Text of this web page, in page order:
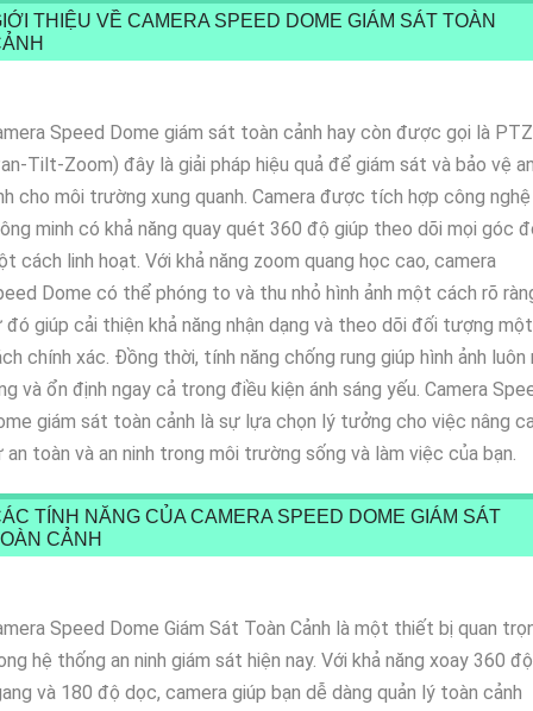
THIỆU VỀ CAMERA SPEED DOME GIÁM SÁT TOÀN
Speed Dome giám sát toàn cảnh hay còn được gọi là PTZ
Tilt-Zoom) đây là giải pháp hiệu quả để giám sát và bảo vệ
cho môi trường xung quanh. Camera được tích hợp công nghệ
minh có khả năng quay quét 360 độ giúp theo dõi mọi góc
cách linh hoạt. Với khả năng zoom quang học cao, camera
Dome có thể phóng to và thu nhỏ hình ảnh một cách rõ
giúp cải thiện khả năng nhận dạng và theo dõi đối tượng một
chính xác. Đồng thời, tính năng chống rung giúp hình ảnh luôn
và ổn định ngay cả trong điều kiện ánh sáng yếu. Camera
giám sát toàn cảnh là sự lựa chọn lý tưởng cho việc nâng
an toàn và an ninh trong môi trường sống và làm việc của bạn.
TÍNH NĂNG CỦA CAMERA SPEED DOME GIÁM SÁT
CẢNH
Speed Dome Giám Sát Toàn Cảnh là một thiết bị quan
hệ thống an ninh giám sát hiện nay. Với khả năng xoay 360 độ
và 180 độ dọc, camera giúp bạn dễ dàng quản lý toàn cảnh